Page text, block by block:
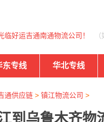
临好运吉通南通物流公司！
东专线 华北专线
通供应链> 镇江物流公司 >
到乌鲁木齐物